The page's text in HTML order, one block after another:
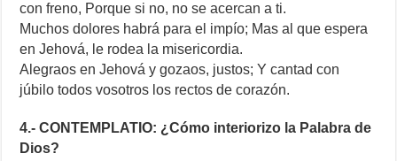
con freno, Porque si no, no se acercan a ti.
Muchos dolores habrá para el impío; Mas al que espera
en Jehová, le rodea la misericordia.
Alegraos en Jehová y gozaos, justos; Y cantad con
júbilo todos vosotros los rectos de corazón.
4.- CONTEMPLATIO: ¿Cómo interiorizo la Palabra de
Dios?